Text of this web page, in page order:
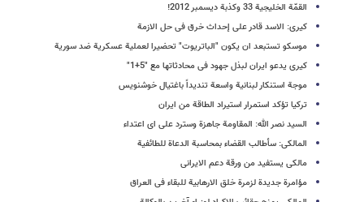
القمّة الخلیجیة 33 وکذبة دیسمبر 2012!
کیری: الاسد قادر على إحداث خرق فی حل الازمة
موسکو تستبعد ان یکون "الباتریوت" تحضیرا لعملیة عسکریة ضد سوریة
کیری یدعو ایران لبذل جهود فی محادثاتها مع "5+1"
موجة استنکار لبنانیة واسعة تندیداً باغتیال خوشنویس
ترکیا تؤکد استمرار استیراد الطاقة من ایران
السید نصر الله: المقاومة جاهزة وسترد على ای اعتداء
المالکی: سأطالب القضاء بمحاسبة الدعاة للطائفیة
مالکی یستفید من ورقة دعم الایرانی
مؤامرة جدیدة لزمرة خلق الارهابیة للبقاء فی العراق